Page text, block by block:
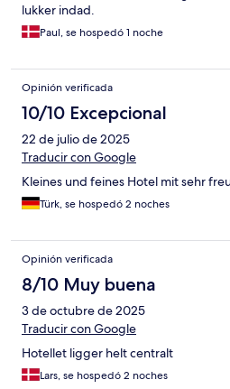
lukker indad.
Paul, se hospedó 1 noche
Opinión verificada
10/10 Excepcional
22 de julio de 2025
Traducir con Google
Kleines und feines Hotel mit sehr
Türk, se hospedó 2 noches
Opinión verificada
8/10 Muy buena
3 de octubre de 2025
Traducir con Google
Hotellet ligger helt centralt
Lars, se hospedó 2 noches